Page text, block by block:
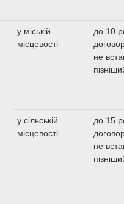
у міській
місцевості
до 10
не
у сільській
місцевості
до 15
не